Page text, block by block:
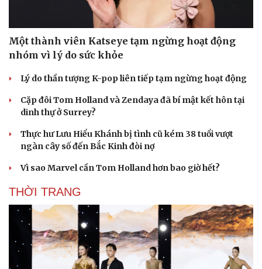
Du lịch
Tư vấn
Săn Tour
check-in
Câu chuyện thời sự
Đọc truyện đêm khuya
Cửa sổ tình yêu
Kể chuyện cho bé
Hạt giống tâm hồn
Một thành viên Katseye tạm ngừng hoạt động
nhóm vì lý do sức khỏe
Lý do thần tượng K-pop liên tiếp tạm ngừng hoạt động
Cặp đôi Tom Holland và Zendaya đã bí mật kết hôn tại
dinh thự ở Surrey?
Thực hư Lưu Hiểu Khánh bị tình cũ kém 38 tuổi vượt
ngàn cây số đến Bắc Kinh đòi nợ
Vì sao Marvel cần Tom Holland hơn bao giờ hết?
THỜI TRANG